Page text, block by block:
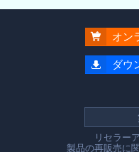
 オン
 ダウ
リセラー
製品の再販売に